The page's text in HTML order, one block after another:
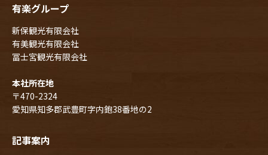
有楽グループ
新保観光有限会社
有美観光有限会社
冨士宮観光有限会社
本社所在地
〒470-2324
愛知県知多郡武豊町字内鉋38番地の2
記事案内